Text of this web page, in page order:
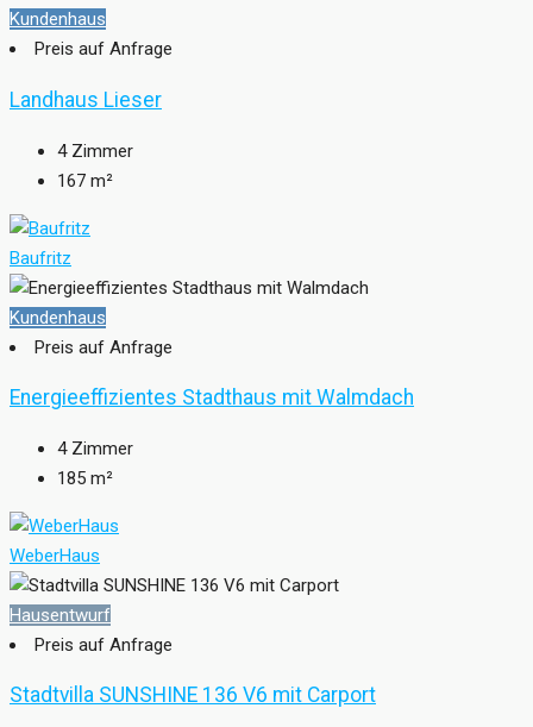
Kundenhaus
Preis auf Anfrage
Landhaus Lieser
4 Zimmer
167 m²
Baufritz
Kundenhaus
Preis auf Anfrage
Energieeffizientes Stadthaus mit Walmdach
4 Zimmer
185 m²
WeberHaus
Hausentwurf
Preis auf Anfrage
Stadtvilla SUNSHINE 136 V6 mit Carport